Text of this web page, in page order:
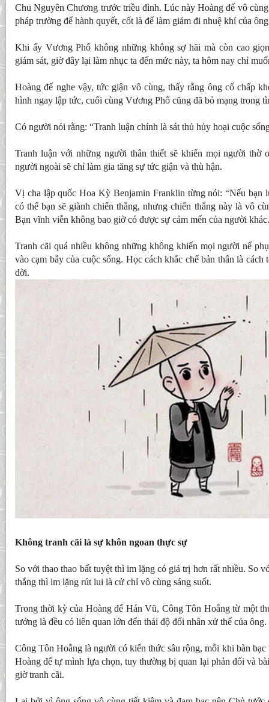
Chu Nguyên Chương trước triều đình. Lúc này Hoàng đế vô
pháp trường để hành quyết, cốt là để làm giảm đi nhuệ khí của
Khi ấy Vương Phổ không những không sợ hãi mà còn cao
giám sát, giờ đây lại làm nhục ta đến mức này, ta hôm nay chỉ
Hoàng đế nghe vậy, tức giận vô cùng, thấy rằng ông cố chấp
hình ngay lập tức, cuối cùng Vương Phổ cũng đã bỏ mạng trong
Có người nói rằng: “Tranh luận chính là sát thủ hủy hoại cuộc
Tranh luận với những người thân thiết sẽ khiến mọi người thờ
người ngoài sẽ chỉ làm gia tăng sự tức giận và thù hận.
Vị cha lập quốc Hoa Kỳ Benjamin Franklin từng nói: “Nếu bạn
có thể bạn sẽ giành chiến thắng, nhưng chiến thắng này là vô
Bạn vĩnh viễn không bao giờ có được sự cảm mến của người
Tranh cãi quá nhiều không những không khiến mọi người nể
vào cạm bẫy của cuộc sống. Học cách khắc chế bản thân là cách
đời.
Không tranh cãi là sự khôn ngoan thực sự
So với thao thao bất tuyệt thì im lặng có giá trị hơn rất nhiều. So
thắng thì im lặng rút lui là cử chỉ vô cùng sáng suốt.
Trong thời kỳ của Hoàng đế Hán Vũ, Công Tôn Hoằng từ một
tướng là đều có liên quan lớn đến thái độ đối nhân xử thế của ông.
Công Tôn Hoằng là người có kiến thức sâu rộng, mỗi khi bàn
Hoàng đế tự mình lựa chọn, tuy thường bị quan lại phản đối và
giờ tranh cãi.